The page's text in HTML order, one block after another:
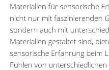
Materialien für sensorische
nicht nur mit faszinierenden
sondern auch mit
Materialien gestaltet sind,
sensorische Erfahrung beim
Fühlen von